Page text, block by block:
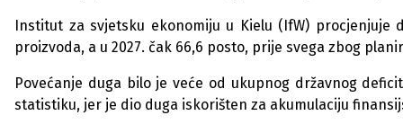
Institut za svjetsku ekonomiju u Kielu (IfW)
proizvoda, a u 2027. čak 66,6 posto, prije svega zbog
Povećanje duga bilo je veće od ukupnog državnog
statistiku, jer je dio duga iskorišten za akumulaciju